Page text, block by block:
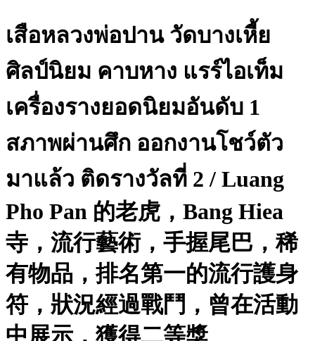
เสือหลวงพ่อปาน วัดบางเหี้ย
ศิลป์นิยม คาบหาง แรร์ไอเท็ม
เครื่องรางยอดนิยมอันดับ 1
สภาพผ่านศึก ออกงานโชว์ตัว
มาแล้ว ติดรางวัลที่ 2 / Luang
Pho Pan 的老虎，Bang Hiea
寺，流行藝術，手握尾巴，稀
有物品，排名第一的流行護身
符，狀況經過戰鬥，曾在活動
中展示，獲得二等獎